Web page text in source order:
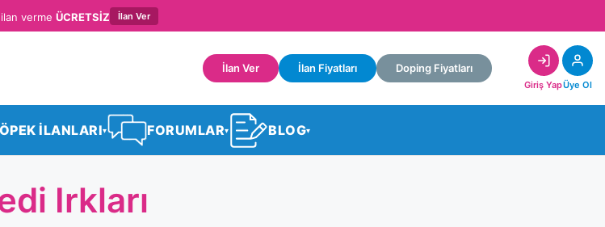
verme ÜCRETSİZ İlan Ver
İlan Ver İlan Fiyatları Doping Fiyatları
Giriş YapÜye Ol
İLANLARI▾ FORUMLAR▾ BLOG▾
Irkları